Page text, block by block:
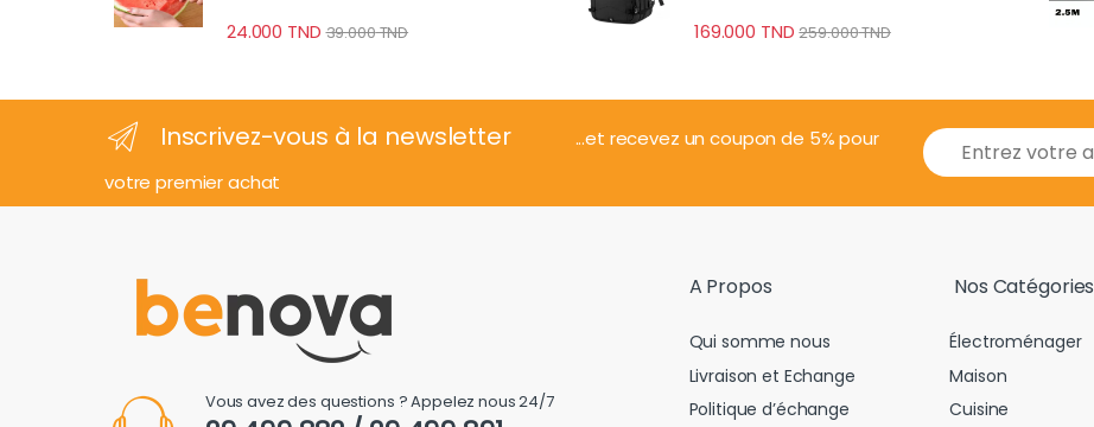
24.000 TND 39.000TND 169.000 TND 259.000TND
Inscrivez-vous à la newsletter
...et recevez un coupon de 5% pour
votre premier achat
E
m
i
Vous avez des questions ? Appelez nous 24/7
A Propos
Qui somme nous
Livraison et Echange
Politique d’échange
Nos Catégories
Électroménager
Maison
Cuisine